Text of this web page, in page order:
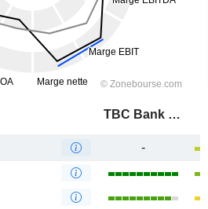
TBC Bank Group PLC
-